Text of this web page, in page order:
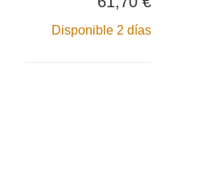
Disponible 2 días